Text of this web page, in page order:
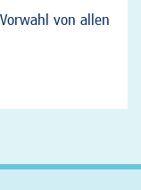
von allen